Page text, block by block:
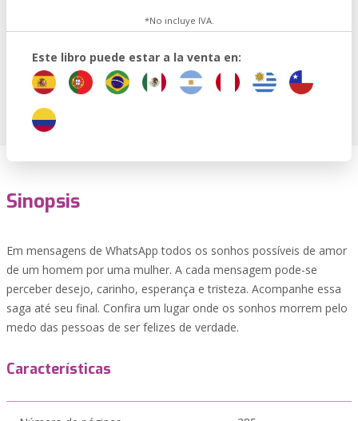
*No incluye IVA.
Este libro puede estar a la venta en:
Sinopsis
Em mensagens de WhatsApp todos os sonhos possíveis de amor
de um homem por uma mulher. A cada mensagem pode-se
perceber desejo, carinho, esperança e tristeza. Acompanhe essa
saga até seu final. Confira um lugar onde os sonhos morrem pelo
medo das pessoas de ser felizes de verdade.
Características